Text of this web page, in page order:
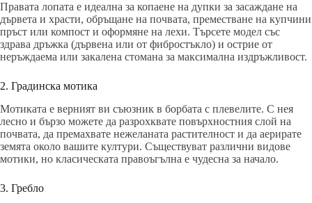
Правата лопата е идеална за копаене на дупки за засаждане на
дървета и храсти, обръщане на почвата, преместване на купчини
пръст или компост и оформяне на лехи. Търсете модел със
здрава дръжка (дървена или от фибростъкло) и острие от
неръждаема или закалена стомана за максимална издръжливост.
2. Градинска мотика
Мотиката е верният ви съюзник в борбата с плевелите. С нея
лесно и бързо можете да разрохквате повърхностния слой на
почвата, да премахвате нежеланата растителност и да аерирате
земята около вашите култури. Съществуват различни видове
мотики, но класическата правоъгълна е чудесна за начало.
3. Гребло